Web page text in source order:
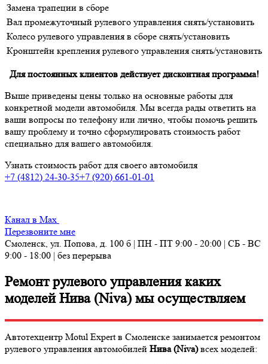
Замена трапеции в сборе
Вал промежуточный рулевого управления снять/установить
Колесо рулевого управления в сборе снять/установить
Кронштейн крепления рулевого управления снять/установить
Для постоянных клиентов действует дисконтная программа!
Выше приведены цены только на основные работы для
конкретной модели автомобиля. Мы всегда рады ответить на
ваши вопросы по телефону или лично, чтобы помочь решить
вашу проблему и точно сформулировать стоимость работ
специально для вашего автомобиля.
Узнать стоимость работ для своего автомобиля
+7 (4812) 24-30-35+7 (920) 661-01-01
Канал в Max
Перезвоните мне
Смоленск, ул. Попова, д. 100 б | ПН - ПТ 9:00 - 20:00 | СБ - ВС
9:00 - 18:00 | без перерыва
Ремонт рулевого управления каких
моделей Нива (Niva) мы осуществляем
Автотехцентр Motul Expert в Смоленске занимается ремонтом
рулевого управления автомобилей Нива (Niva)всех моделей: